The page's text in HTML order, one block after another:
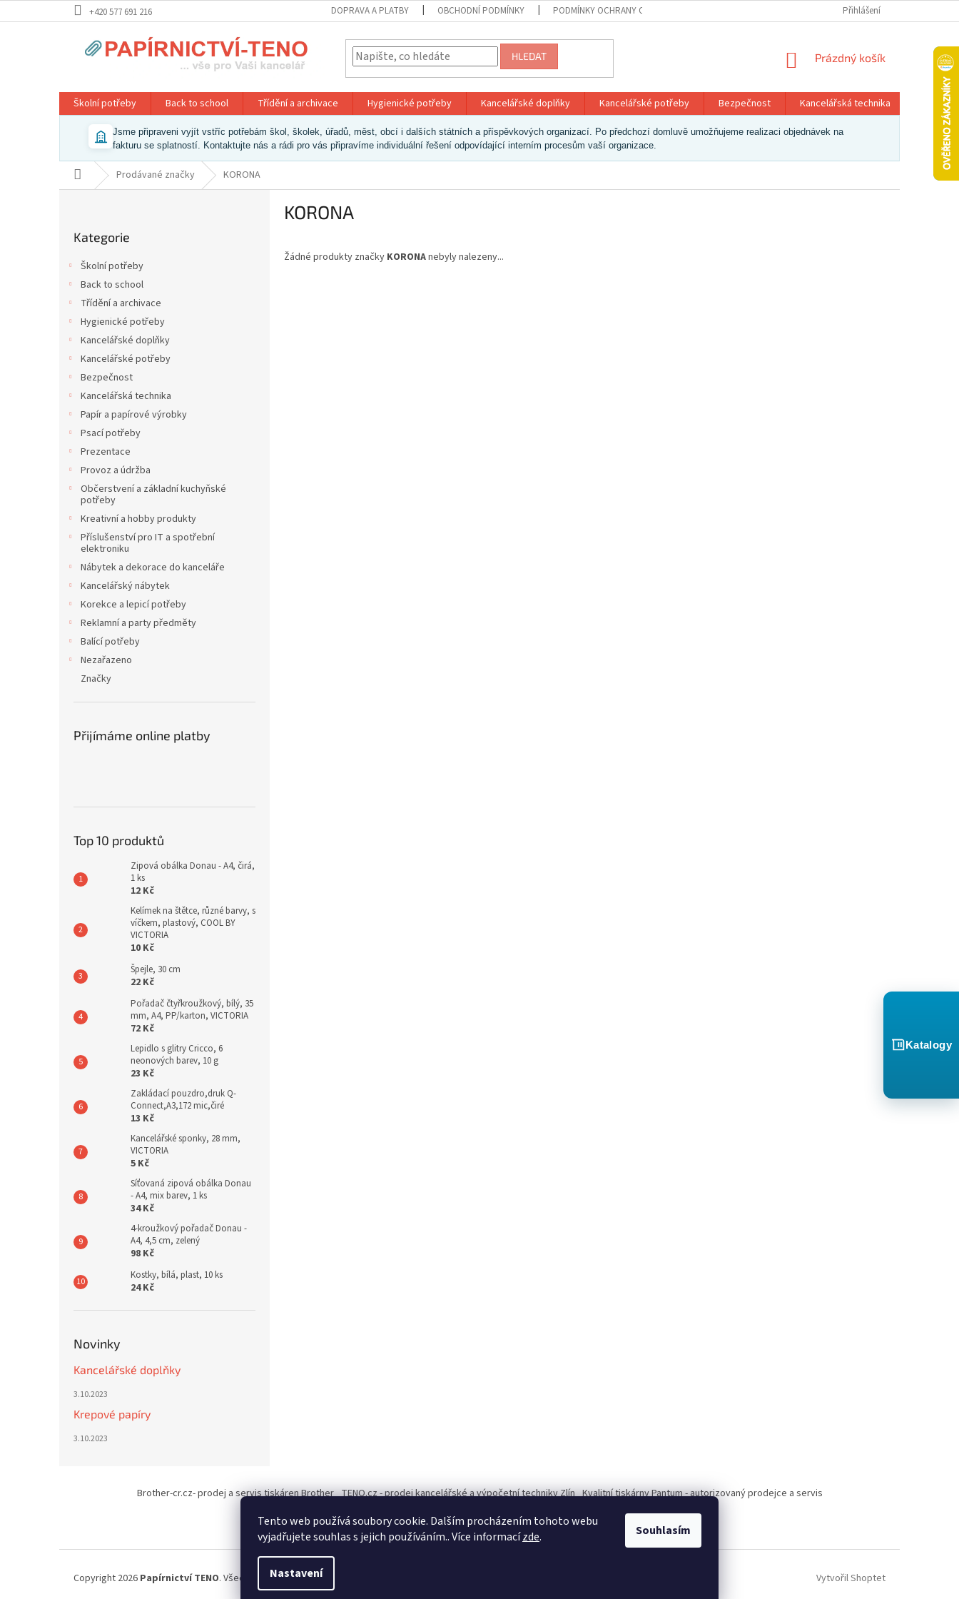
Tento web používá soubory cookie. Dalším procházením tohoto webu
vyjadřujete souhlas s jejich používáním.. Více informacízde.
Nastavení
Souhlasím
na
+420 577 691 216 DOPRAVA A PLATBY OBCHODNÍ PODMÍNKY PODMÍNKY OCHRANY OSOBNÍCH ÚDAJŮ Přihlášení
HLEDAT
NÁKUPNÍ
Prázdný košík
Školní potřeby Back to school Třídění a archivace Hygienické potřeby Kancelářské doplňky Kancelářské potřeby Bezpečnost Kancelářská technika Papír a
Jsme připraveni vyjít vstříc potřebám škol, školek, úřadů, měst, obcí i dalších státních a příspěvkových organizací. Po předchozí domluvě umožňujeme realizaci objednávek na
fakturu se splatností. Kontaktujte nás a rádi pro vás připravíme individuální řešení odpovídající interním procesům vaší organizace.
Domů Prodávané značky KORONA
kategorie
Kategorie
Školní potřeby
Back to school
Třídění a archivace
Hygienické potřeby
Kancelářské doplňky
Kancelářské potřeby
Bezpečnost
Kancelářská technika
Papír a papírové výrobky
Psací potřeby
Prezentace
Provoz a údržba
Občerstvení a základní kuchyňské
potřeby
Kreativní a hobby produkty
Příslušenství pro IT a spotřební
elektroniku
Nábytek a dekorace do kanceláře
Kancelářský nábytek
Korekce a lepicí potřeby
Reklamní a party předměty
Balící potřeby
Nezařazeno
Značky
Přijímáme online platby
Top 10 produktů
Zipová obálka Donau - A4, čirá,
1 ks
12 Kč
Kelímek na štětce, různé barvy, s
víčkem, plastový, COOL BY
VICTORIA
10 Kč
Špejle, 30 cm
22 Kč
Pořadač čtyřkroužkový, bílý, 35
mm, A4, PP/karton, VICTORIA
72 Kč
Lepidlo s glitry Cricco, 6
neonových barev, 10 g
23 Kč
Zakládací pouzdro,druk Q-
Connect,A3,172 mic,čiré
13 Kč
Kancelářské sponky, 28 mm,
VICTORIA
5 Kč
Síťovaná zipová obálka Donau
- A4, mix barev, 1 ks
34 Kč
4-kroužkový pořadač Donau -
A4, 4,5 cm, zelený
98 Kč
Kostky, bílá, plast, 10 ks
24 Kč
Novinky
Kancelářské doplňky
3.10.2023
Krepové papíry
3.10.2023
KORONA
Žádné produkty značky KORONAnebyly nalezeny...
Brother-cr.cz- prodej a servis tiskáren Brother TENO.cz - prodej kancelářské a výpočetní techniky Zlín Kvalitní tiskárny Pantum - autorizovaný prodejce a servis
Vytvořil Shoptet
Copyright 2026 Papírnictví TENO. Všechna práva vyhrazena.
Katalogy